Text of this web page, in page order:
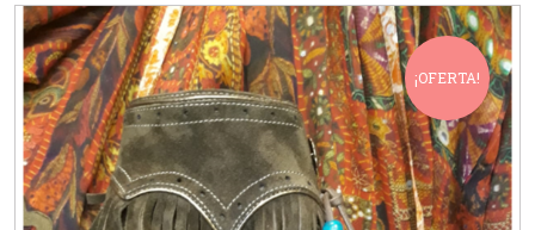
¡OFERTA!